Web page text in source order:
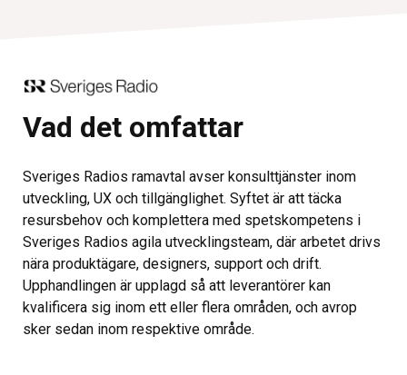
Vad det omfattar
Sveriges Radios ramavtal avser konsulttjänster inom
utveckling, UX och tillgänglighet. Syftet är att täcka
resursbehov och komplettera med spetskompetens i
Sveriges Radios agila utvecklingsteam, där arbetet drivs
nära produktägare, designers, support och drift.
Upphandlingen är upplagd så att leverantörer kan
kvalificera sig inom ett eller flera områden, och avrop
sker sedan inom respektive område.